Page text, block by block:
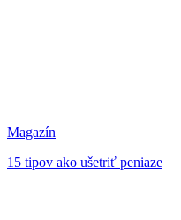
Magazín
15 tipov ako ušetriť peniaze